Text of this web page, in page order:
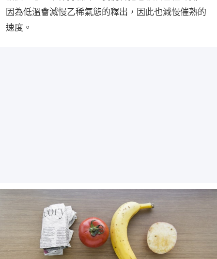
因為低溫會減慢乙稀氣態的釋出，因此也減慢催熟的
速度。